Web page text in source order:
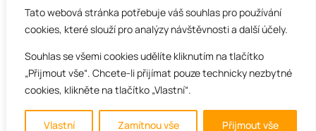
Tato webová stránka potřebuje váš souhlas pro používání
cookies, které slouží pro analýzy návštěvnosti a další účely.
Souhlas se všemi cookies udělíte kliknutím na tlačítko
„Přijmout vše“. Chcete-li přijímat pouze technicky nezbytné
cookies, klikněte na tlačítko „Vlastní“.
Vlastní Zamítnou vše Přijmout vše
Město Kravaře|Základní škola Kravaře-Kouty|
Římskokatolická farnost Kravaře
Vytvořenowebtheory.cz
A+